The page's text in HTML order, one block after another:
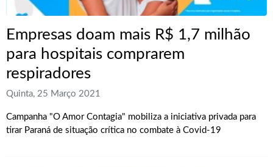
Empresas doam mais R$ 1,7 milhão
para hospitais comprarem
respiradores
Quinta, 25 Março 2021
Campanha "O Amor Contagia" mobiliza a iniciativa privada para
tirar Paraná de situação crítica no combate à Covid-19